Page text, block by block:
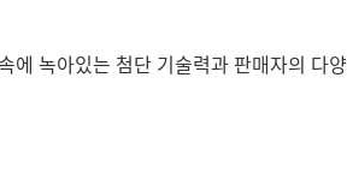
에 녹아있는 첨단 기술력과 판매자의